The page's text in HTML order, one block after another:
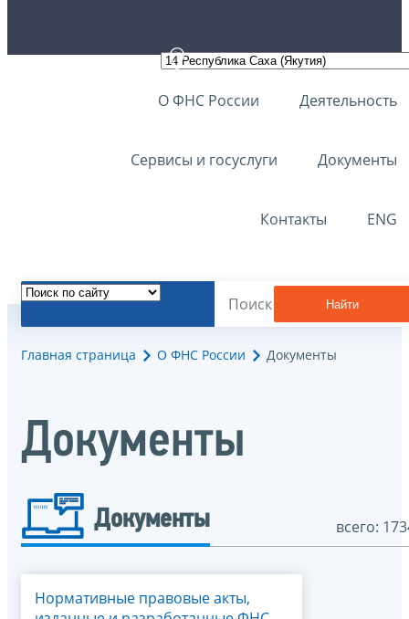
О ФНС России Деятельность
Сервисы и госуслуги Документы
Контакты ENG
Найти
Главная страница О ФНС России Документы
Документы
Документы всего:
Нормативные правовые акты,